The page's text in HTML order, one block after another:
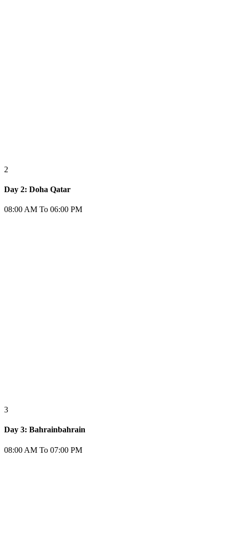
2
Day 2: Doha Qatar
08:00 AM To 06:00 PM
3
Day 3: Bahrainbahrain
08:00 AM To 07:00 PM